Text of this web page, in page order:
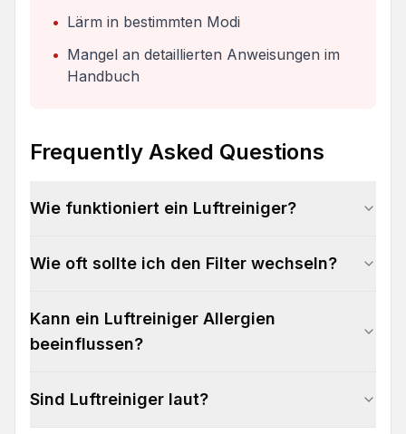
• Lärm in bestimmten Modi
• Mangel an detaillierten Anweisungen im
Handbuch
Frequently Asked Questions
Wie funktioniert ein Luftreiniger?
Wie oft sollte ich den Filter wechseln?
Kann ein Luftreiniger Allergien
beeinflussen?
Sind Luftreiniger laut?